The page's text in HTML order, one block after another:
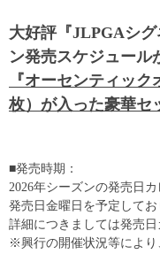
大好評『JLPGAシ
ン発売スケジュール
『オーセンティッ
枚）が入った豪華セ
■発売時期：
2026年シーズンの発売日
発売日金曜日を予定してお
詳細につきましては発売日
※興行の開催状況等により